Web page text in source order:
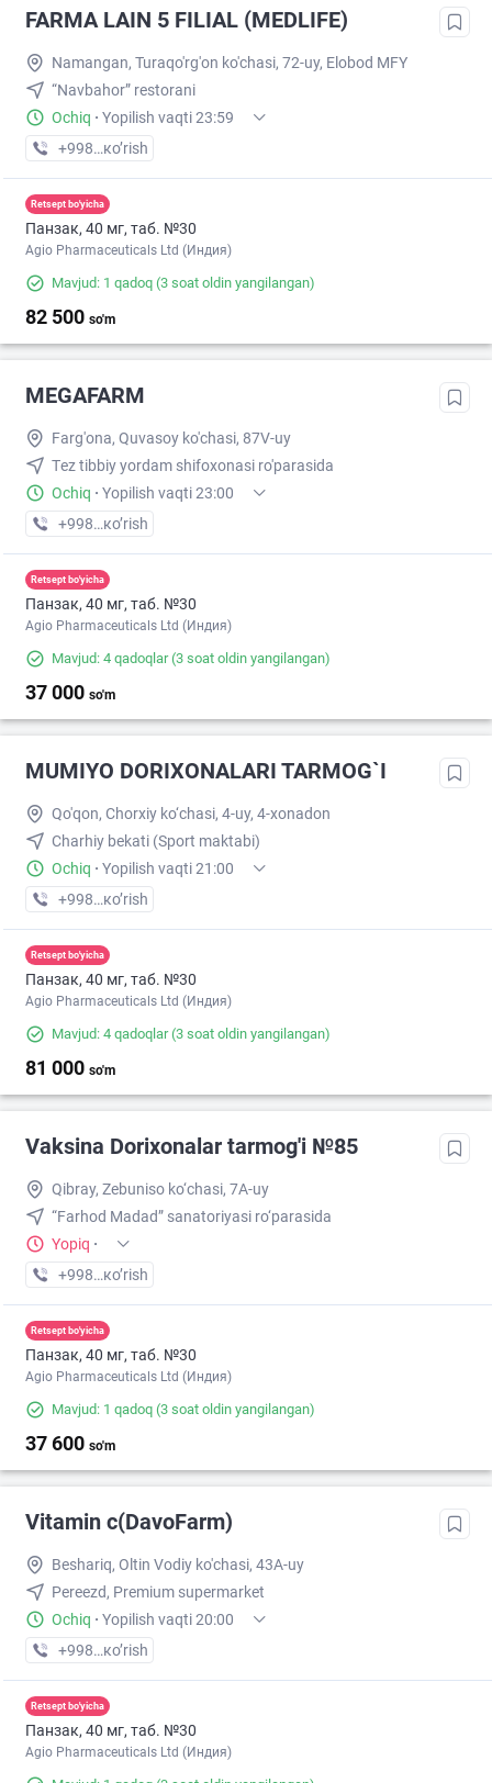
FARMA LAIN 5 FILIAL (MEDLIFE)
Namangan, Turaqo'rg'on ko'chasi, 72-uy, Elobod MFY
“Navbahor” restorani
Ochiq · Yopilish vaqti 23:59
+998 (55) XXX-XX-XX
кo’rish
Retsept bo'yicha
Панзак, 40 мг, таб. №30
Agio Pharmaceuticals Ltd (Индия)
Mavjud: 1 qadoq (3 soat oldin yangilangan)
82 500 so'm
MEGAFARM
Farg'ona, Quvasoy ko'chasi, 87V-uy
Тez tibbiy yordam shifoxonasi ro'parasida
Ochiq · Yopilish vaqti 23:00
+998 (97) XXX-XX-XX
кo’rish
Retsept bo'yicha
Панзак, 40 мг, таб. №30
Agio Pharmaceuticals Ltd (Индия)
Mavjud: 4 qadoqlar(3 soat oldin yangilangan)
37 000 so'm
MUMIYO DORIXONALARI TARMOG`I
Qo'qon, Chorxiy ko‘chasi, 4-uy, 4-xonadon
Charhiy bekati (Sport maktabi)
Ochiq · Yopilish vaqti 21:00
+998 (90) XXX-XX-XX
кo’rish
Retsept bo'yicha
Панзак, 40 мг, таб. №30
Agio Pharmaceuticals Ltd (Индия)
Mavjud: 4 qadoqlar(3 soat oldin yangilangan)
81 000 so'm
Vaksina Dorixonalar tarmog'i №85
Qibray, Zebuniso ko‘chasi, 7A-uy
“Farhod Madad” sanatoriyasi ro‘parasida
Yopiq ·
+998 (77) XXX-XX-XX
кo’rish
Retsept bo'yicha
Панзак, 40 мг, таб. №30
Agio Pharmaceuticals Ltd (Индия)
Mavjud: 1 qadoq (3 soat oldin yangilangan)
37 600 so'm
Vitamin c(DavoFarm)
Beshariq, Oltin Vodiy ko'chasi, 43A-uy
Pereezd, Premium supermarket
Ochiq · Yopilish vaqti 20:00
+998 (88) XXX-XX-XX
кo’rish
Retsept bo'yicha
Панзак, 40 мг, таб. №30
Agio Pharmaceuticals Ltd (Индия)